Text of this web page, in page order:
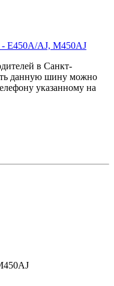
в Санкт-
данную шину можно
указанному на